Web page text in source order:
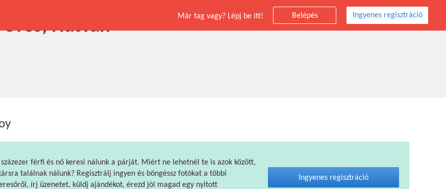
Már tag vagy? Lépj be itt! Belépés Ingyenes regisztráció
Hatvan
százezer férfi és nő keresi nálunk a párját. Miért ne lehetnél te is azok között,
találnak nálunk? Regisztrálj ingyen és böngéssz fotókat a többi
írj üzenetet, küldj ajándékot, érezd jól magad egy nyitott
Ingyenes regisztráció